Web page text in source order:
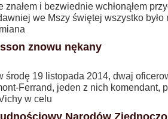
znałem i bezwiednie wchłonąłem
we Mszy świętej wszystko było
znowu nękany
środę 19 listopada 2014, dwaj
Ferrand, jeden z nich komendant,
w celu
Narodów